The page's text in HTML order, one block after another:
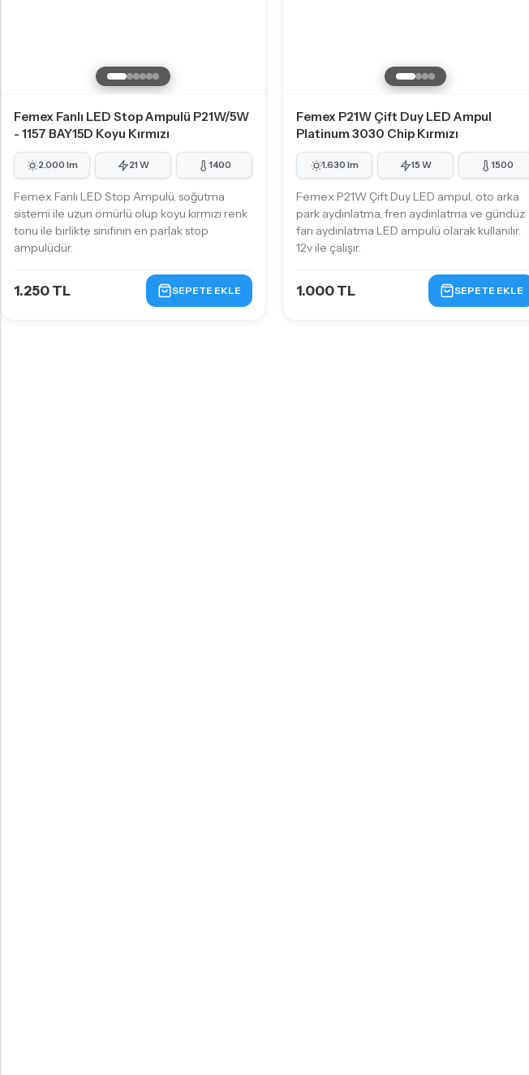
Femex Fanlı LED Stop Ampulü P21W/5W
- 1157 BAY15D Koyu Kırmızı
2.000 lm 21 W 1400
Femex Fanlı LED Stop Ampulü, soğutma
sistemi ile uzun ömürlü olup koyu kırmızı renk
tonu ile birlikte sınıfının en parlak stop
ampulüdür.
1.250 TL SEPETE EKLE
Femex P21W Çift Duy LED Ampul
Platinum 3030 Chip Kırmızı
1.630 lm 15 W 1500
Femex P21W Çift Duy LED ampul, oto arka
park aydınlatma, fren aydınlatma ve gündüz
farı aydınlatma LED ampulü olarak kullanılır.
12v ile çalışır.
1.000 TL SEPETE EKLE
T15 - W16W LED Ampul
T20 - W21W LED Ampul
P21W - PY21W Tip LED Ampul
P21/5W - 1157 Tip LED Ampul
KÜÇÜK AMPUL TIPLERI
PY24W LED Ampul
PSY24W LED Ampul
PW24W LED Ampul
H21W - BAW9S LED Ampul